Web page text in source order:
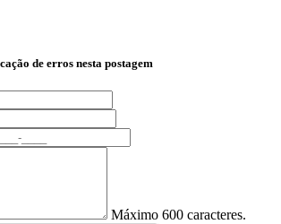
de erros nesta postagem
Máximo 600 caracteres.